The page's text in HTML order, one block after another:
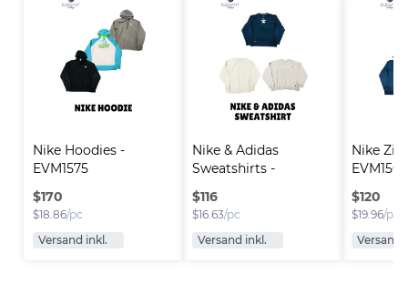
Nike Hoodies -
EVM1575
$170
$18.86/pc
Versand inkl.
Nike & Adidas
Sweatshirts -
EVM1576
$116
$16.63/pc
Versand inkl.
Nike
EVM1566
$120
$19.96/pc
Versand